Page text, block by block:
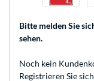
Bitte melden Sie
sehen.
Noch kein
Registrieren Sie